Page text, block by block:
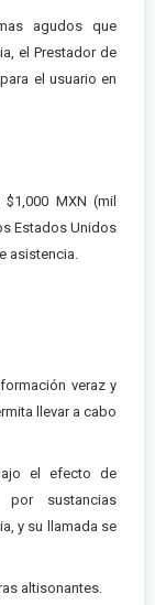
agudos que
el Prestador de
el usuario en
MXN (mil
Estados Unidos
asistencia.
veraz y
llevar a cabo
el efecto de
por sustancias
y su llamada se
altisonantes.